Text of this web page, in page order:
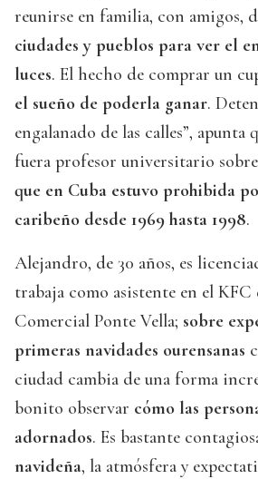
reunirse en familia, con amigos,
ciudades y pueblos para ver el
luces. El hecho de comprar un
el sueño de poderla ganar.
engalanado de las calles”, apunta
fuera profesor universitario
que en Cuba estuvo prohibida
caribeño desde 1969 hasta 1998.
Alejandro, de 30 años, es
trabaja como asistente en el
Comercial Ponte Vella; sobre
primeras navidades ourensanas
ciudad cambia de una forma
bonito observar cómo las
adornados. Es bastante
navideña, la atmósfera y